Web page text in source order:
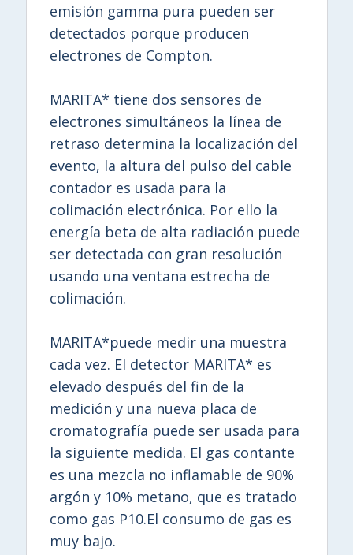
emisión gamma pura pueden ser
detectados porque producen
electrones de Compton.
MARITA* tiene dos sensores de
electrones simultáneos la línea de
retraso determina la localización del
evento, la altura del pulso del cable
contador es usada para la
colimación electrónica. Por ello la
energía beta de alta radiación puede
ser detectada con gran resolución
usando una ventana estrecha de
colimación.
MARITA*puede medir una muestra
cada vez. El detector MARITA* es
elevado después del fin de la
medición y una nueva placa de
cromatografía puede ser usada para
la siguiente medida. El gas contante
es una mezcla no inflamable de 90%
argón y 10% metano, que es tratado
como gas P10.El consumo de gas es
muy bajo.